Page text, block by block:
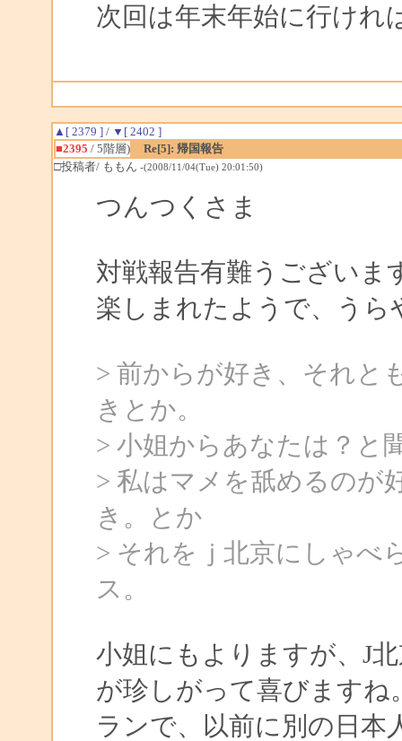
次回は年末年始に行けれ
▲[ 2379 ]/ ▼[ 2402 ]
■2395 / 5階層)
Re[5]: 帰国報告
□投稿者/ ももん -(2008/11/04(Tue) 20:01:50)
つんつくさま
対戦報告有難うございま
楽しまれたようで、うら
> 前からが好き、それと
きとか。
> 小姐からあなたは？と
> 私はマメを舐めるのが
き。とか
> それをｊ北京にしゃべ
ス。
小姐にもよりますが、J
が珍しがって喜びます
ランで、以前に別の日本